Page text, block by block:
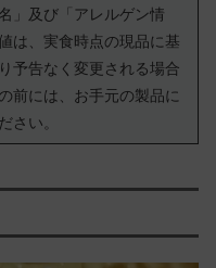
」及び「アレルゲン情
は、実食時点の現品に基
予告なく変更される場合
前には、お手元の製品に
さい。